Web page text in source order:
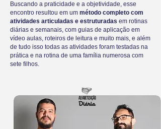
Buscando a praticidade e a objetividade, esse
encontro resultou em um método completo com
atividades articuladas e estruturadas em rotinas
diárias e semanais, com guias de aplicação em
vídeo aulas, roteiros de leitura e muito mais, e além
de tudo isso todas as atividades foram testadas na
prática e na rotina de uma família numerosa com
sete filhos.